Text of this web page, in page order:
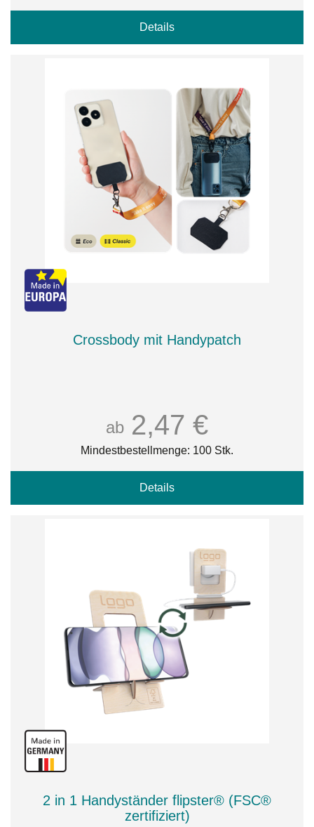
Details
Crossbody mit Handypatch
ab 2,47 €
Mindestbestellmenge: 100 Stk.
Details
2 in 1 Handyständer flipster® (FSC®
zertifiziert)